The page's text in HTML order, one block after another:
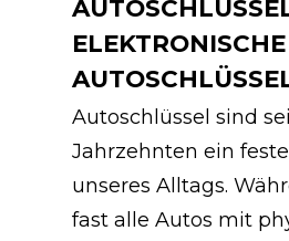
ELEKTRONISCHE
Autoschlüssel sind
Jahrzehnten ein
unseres Alltags.
fast alle Autos mit